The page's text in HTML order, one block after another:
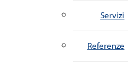
Servizi
Referenze